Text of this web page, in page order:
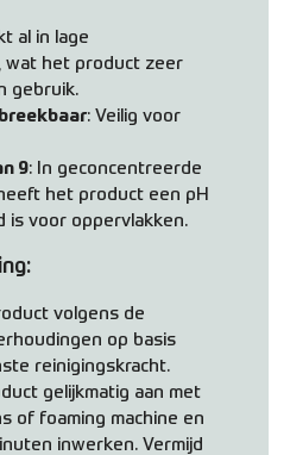
al in lage
wat het product zeer
gebruik.
: Veilig voor
9: In geconcentreerde
het product een pH
is voor oppervlakken.
volgens de
op basis
reinigingskracht.
gelijkmatig aan met
of foaming machine en
inwerken. Vermijd